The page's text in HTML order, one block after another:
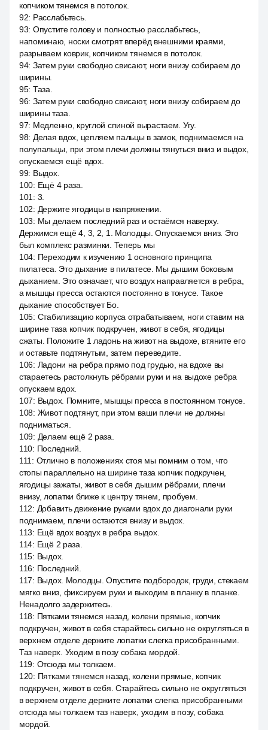
копчиком тянемся в потолок.
92: Расслабьтесь.
93: Опустите голову и полностью расслабьтесь,
напоминаю, носки смотрят вперёд внешними краями,
разрываем коврик, копчиком тянемся в потолок.
94: Затем руки свободно свисают, ноги внизу собираем до
ширины.
95: Таза.
96: Затем руки свободно свисают, ноги внизу собираем до
ширины таза.
97: Медленно, круглой спиной вырастаем. Угу.
98: Делая вдох, цепляем пальцы в замок, поднимаемся на
полупальцы, при этом плечи должны тянуться вниз и выдох,
опускаемся ещё вдох.
99: Выдох.
100: Ещё 4 раза.
101 : 3.
102: Держите ягодицы в напряжении.
103: Мы делаем последний раз и остаёмся наверху.
Держимся ещё 4, 3, 2, 1. Молодцы. Опускаемся вниз. Это
был комплекс разминки. Теперь мы
104: Переходим к изучению 1 основного принципа
пилатеса. Это дыхание в пилатесе. Мы дышим боковым
дыханием. Это означает, что воздух направляется в ребра,
а мышцы пресса остаются постоянно в тонусе. Такое
дыхание способствует Бо.
105: Стабилизацию корпуса отрабатываем, ноги ставим на
ширине таза копчик подкручен, живот в себя, ягодицы
сжаты. Положите 1 ладонь на живот на выдохе, втяните его
и оставьте подтянутым, затем переведите.
106: Ладони на ребра прямо под грудью, на вдохе вы
стараетесь растолкнуть рёбрами руки и на выдохе ребра
опускаем вдох.
107: Выдох. Помните, мышцы пресса в постоянном тонусе.
108: Живот подтянут, при этом ваши плечи не должны
подниматься.
109: Делаем ещё 2 раза.
110: Последний.
111 : Отлично в положениях стоя мы помним о том, что
стопы параллельно на ширине таза копчик подкручен,
ягодицы зажаты, живот в себя дышим рёбрами, плечи
внизу, лопатки ближе к центру тянем, пробуем.
112: Добавить движение руками вдох до диагонали руки
поднимаем, плечи остаются внизу и выдох.
113: Ещё вдох воздух в ребра выдох.
114: Ещё 2 раза.
115: Выдох.
116: Последний.
117: Выдох. Молодцы. Опустите подбородок, груди, стекаем
мягко вниз, фиксируем руки и выходим в планку в планке.
Ненадолго задержитесь.
118: Пятками тянемся назад, колени прямые, копчик
подкручен, живот в себя старайтесь сильно не округляться в
верхнем отделе держите лопатки слегка присобранными.
Таз наверх. Уходим в позу собака мордой.
119: Отсюда мы толкаем.
120: Пятками тянемся назад, колени прямые, копчик
подкручен, живот в себя. Старайтесь сильно не округляться
в верхнем отделе держите лопатки слегка присобранными
отсюда мы толкаем таз наверх, уходим в позу, собака
мордой.